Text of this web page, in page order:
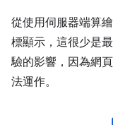
從使用伺服器端算
標顯示，這很少是
驗的影響，因為網
法運作。